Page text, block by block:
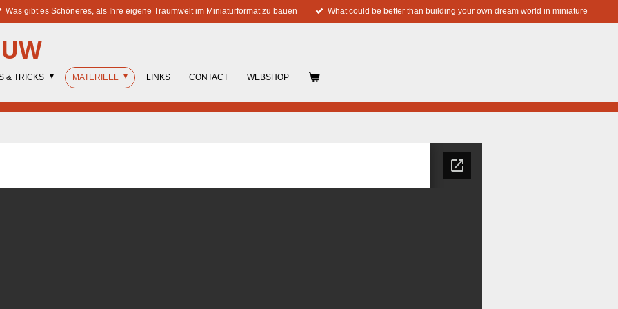
Was gibt es Schöneres, als Ihre eigene Traumwelt im Miniaturformat zu bauen What could be better than building your own dream world in miniature
& TRICKS MATERIEEL LINKS CONTACT WEBSHOP